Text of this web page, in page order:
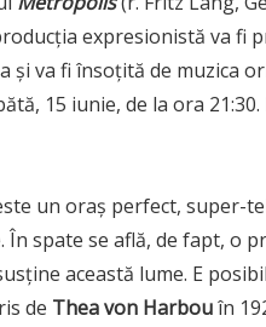
expresionistă va
și va fi însoțită de muzica
15 iunie, de la ora
un oraș perfect, super-
spate se află, de fapt, o
această lume. E
de Thea von Harbouîn